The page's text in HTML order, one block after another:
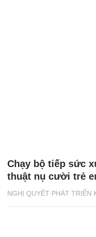
NGHỊ QUYẾT PHÁT TRIỂN
Chạy bộ tiếp sức
thuật nụ cười trẻ